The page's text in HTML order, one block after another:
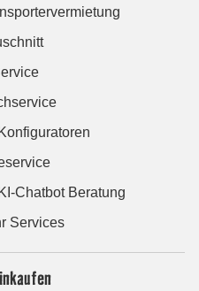
Chatbot Beratung
Services